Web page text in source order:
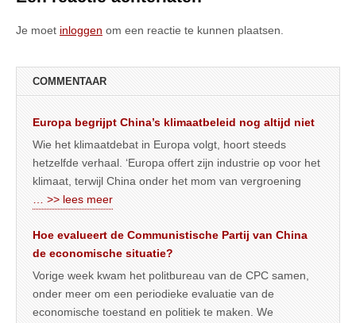
Je moet inloggen om een reactie te kunnen plaatsen.
COMMENTAAR
Europa begrijpt China’s klimaatbeleid nog altijd niet
Wie het klimaatdebat in Europa volgt, hoort steeds
hetzelfde verhaal. ‘Europa offert zijn industrie op voor het
klimaat, terwijl China onder het mom van vergroening
… >> lees meer
Hoe evalueert de Communistische Partij van China
de economische situatie?
Vorige week kwam het politbureau van de CPC samen,
onder meer om een periodieke evaluatie van de
economische toestand en politiek te maken. We